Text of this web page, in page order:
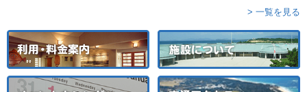
> 一覧を見る